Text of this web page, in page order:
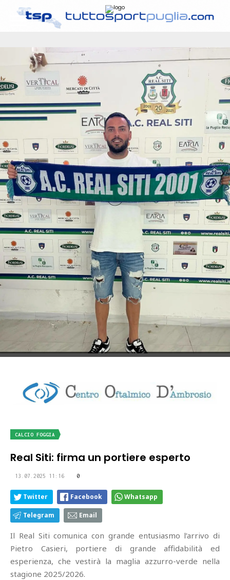
CALCIO FOGGIA
Real Siti: firma un portiere esperto
13.07.2025 11:16 0
Twitter Facebook Whatsapp
Telegram Email
Il Real Siti comunica con grande entusiasmo l’arrivo di
Pietro Casieri, portiere di grande affidabilità ed
esperienza, che vestirà la maglia azzurro-verde nella
stagione 2025/2026.